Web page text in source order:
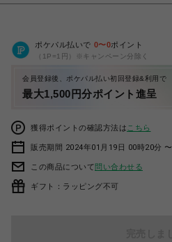
ポケパル払いで 0〜0ポイント
（1P=1円）※キャンペーン分除く
会員登録後、ポケパル払い初回登録&利用で
最大1,500円分ポイント進呈
獲得ポイントの確認方法は こちら
販売期間 2024年01月19日 00時20分 〜
この商品について問い合わせる
ギフト：ラッピング不可